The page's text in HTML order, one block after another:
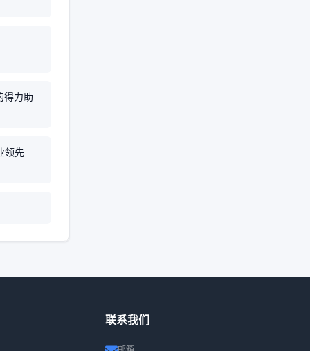
得力助
领先
联系我们